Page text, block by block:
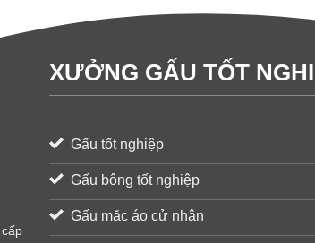
XƯỞNG GẤU TỐT
Gấu tốt nghiệp
Gấu bông tốt nghiệp
Gấu mặc áo cử nhân